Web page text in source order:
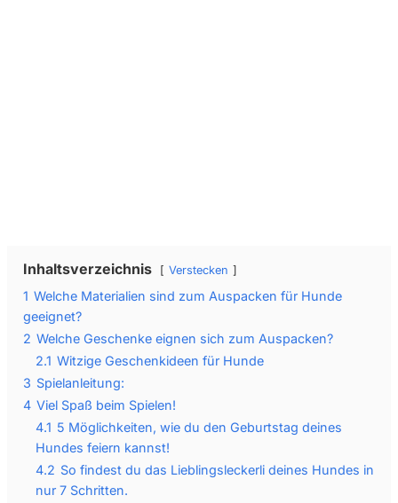
Inhaltsverzeichnis Verstecken
1 Welche Materialien sind zum Auspacken für Hunde
geeignet?
2 Welche Geschenke eignen sich zum Auspacken?
2.1 Witzige Geschenkideen für Hunde
3 Spielanleitung:
4 Viel Spaß beim Spielen!
4.1 5 Möglichkeiten, wie du den Geburtstag deines
Hundes feiern kannst!
4.2 So findest du das Lieblingsleckerli deines Hundes in
nur 7 Schritten.